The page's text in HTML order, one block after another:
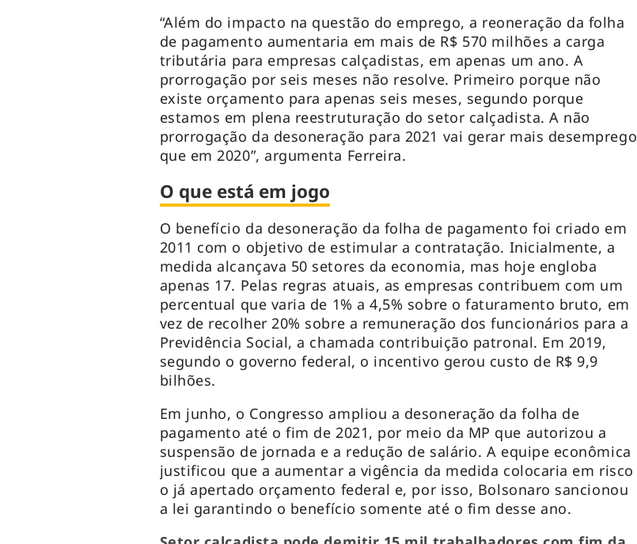
“Além do impacto na questão do emprego, a reoneração da folha
de pagamento aumentaria em mais de R$ 570 milhões a carga
tributária para empresas calçadistas, em apenas um ano. A
prorrogação por seis meses não resolve. Primeiro porque não
existe orçamento para apenas seis meses, segundo porque
estamos em plena reestruturação do setor calçadista. A não
prorrogação da desoneração para 2021 vai gerar mais desemprego
que em 2020”, argumenta Ferreira.
O que está em jogo
O benefício da desoneração da folha de pagamento foi criado em
2011 com o objetivo de estimular a contratação. Inicialmente, a
medida alcançava 50 setores da economia, mas hoje engloba
apenas 17. Pelas regras atuais, as empresas contribuem com um
percentual que varia de 1% a 4,5% sobre o faturamento bruto, em
vez de recolher 20% sobre a remuneração dos funcionários para a
Previdência Social, a chamada contribuição patronal. Em 2019,
segundo o governo federal, o incentivo gerou custo de R$ 9,9
bilhões.
Em junho, o Congresso ampliou a desoneração da folha de
pagamento até o fim de 2021, por meio da MP que autorizou a
suspensão de jornada e a redução de salário. A equipe econômica
justificou que a aumentar a vigência da medida colocaria em risco
o já apertado orçamento federal e, por isso, Bolsonaro sancionou
a lei garantindo o benefício somente até o fim desse ano.